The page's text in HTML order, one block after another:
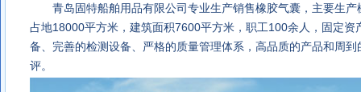
青岛固特船舶用品有限公司专业生产销售橡胶气囊 ，主要生
占地18000平方米，建筑面积7600平方米，职工100余人，固定
备、完善的检测设备、严格的质量管理体系，高品质的产品和周
评。